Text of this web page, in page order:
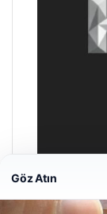
Hastaş Beton
Göz Atın